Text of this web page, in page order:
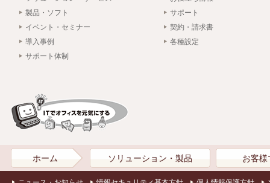
製品・ソフト
イベント・セミナー
導入事例
サポート体制
サポート
契約・請求書
各種設定
ホーム ソリューション・製品 お客様